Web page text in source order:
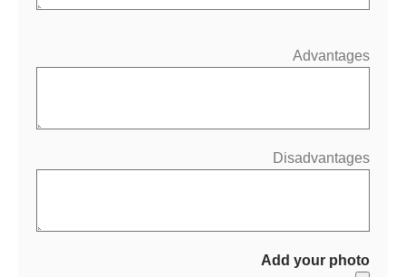
Advantages
Disadvantages
Add your photo